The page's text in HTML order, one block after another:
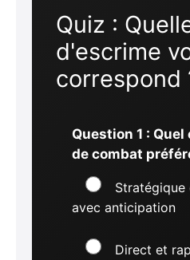
Quiz :
d'escrime
correspond
Question 1 :
de combat
Stratégique
avec anticipation
Direct et